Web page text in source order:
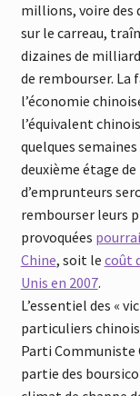
millions, voire des
sur le carreau,
dizaines de
de rembourser. La
l’économie
l’équivalent
quelques
deuxième étage
d’emprunteurs
rembourser leurs
provoquées
Chine, soit le coût
Unis en 2007.
L’essentiel des «
particuliers
Parti Communiste
partie des